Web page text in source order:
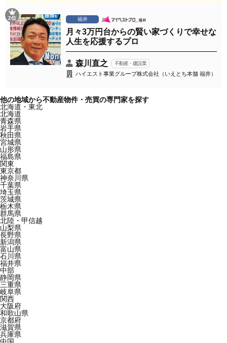
2位 福井
月々3万円台からの賢い家づくりで幸せな
人生を応援するプロ
森川直之 不動産・建設業
ハイエスト事業グループ株式会社（いえとち本舗 福井）
他の地域から不動産物件・売買の専門家を探す
北海道・東北
北海道
青森県
岩手県
秋田県
宮城県
山形県
福島県
関東
東京都
神奈川県
千葉県
埼玉県
茨城県
栃木県
群馬県
北陸・甲信越
山梨県
長野県
新潟県
富山県
石川県
福井県
中部
静岡県
三重県
岐阜県
関西
大阪府
和歌山県
京都府
滋賀県
兵庫県